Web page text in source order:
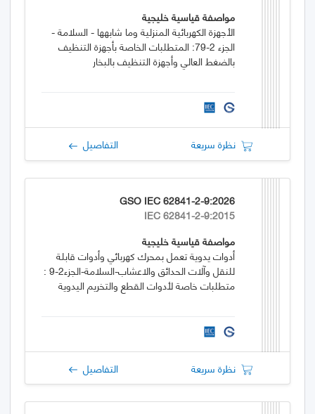
مواصفة قياسية خليجية
الأجهزة الكهربائية المنزلية وما شابهها - السلامة -
الجزء 2-79: المتطلبات الخاصة بأجهزة التنظيف
بالضغط العالي وأجهزة التنظيف بالبخار
نظرة سريعة التفاصيل
GSO IEC 62841-2-9:2026
IEC 62841-2-9:2015
مواصفة قياسية خليجية
أدوات يدوية تعمل بمحرك كهربائي وأدوات قابلة
للنقل وآلات الحدائق والاعشاب-السلامة-الجزء2-9 :
متطلبات خاصة لأدوات القطع والتخريم اليدوية
نظرة سريعة التفاصيل